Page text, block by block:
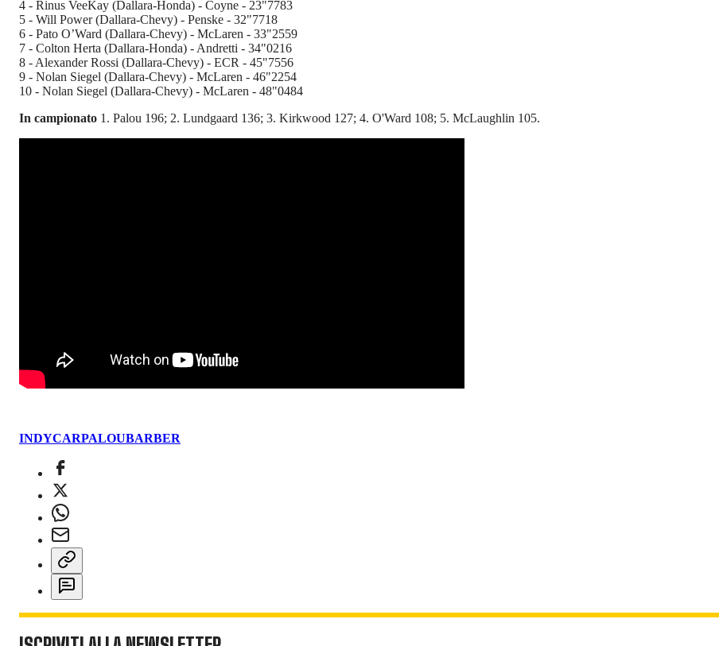
4 - Rinus VeeKay (Dallara-Honda) - Coyne - 23"7783
5 - Will Power (Dallara-Chevy) - Penske - 32"7718
6 - Pato O’Ward (Dallara-Chevy) - McLaren - 33"2559
7 - Colton Herta (Dallara-Honda) - Andretti - 34"0216
8 - Alexander Rossi (Dallara-Chevy) - ECR - 45"7556
9 - Nolan Siegel (Dallara-Chevy) - McLaren - 46"2254
10 - Nolan Siegel (Dallara-Chevy) - McLaren - 48"0484
In campionato 1. Palou 196; 2. Lundgaard 136; 3. Kirkwood 127; 4. O'Ward 108; 5. McLaughlin 105.
INDYCARPALOUBARBER